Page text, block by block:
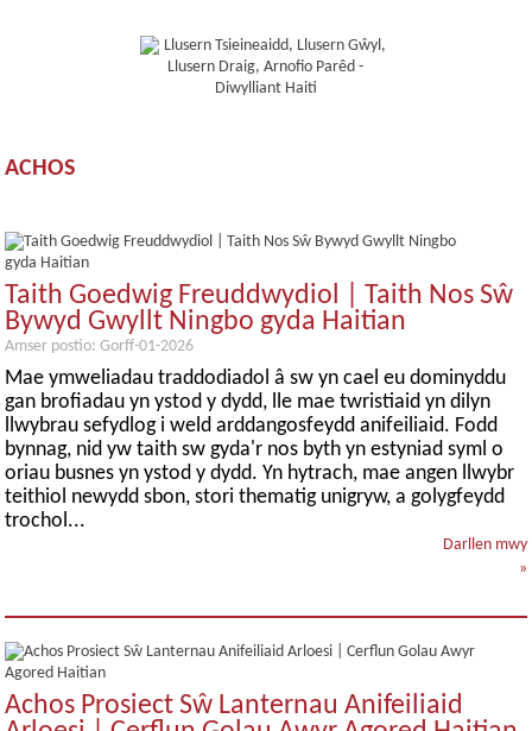
ACHOS
Taith Goedwig Freuddwydiol | Taith Nos Sŵ
Bywyd Gwyllt Ningbo gyda Haitian
Amser postio: Gorff-01-2026
Mae ymweliadau traddodiadol â sw yn cael eu dominyddu
gan brofiadau yn ystod y dydd, lle mae twristiaid yn dilyn
llwybrau sefydlog i weld arddangosfeydd anifeiliaid. Fodd
bynnag, nid yw taith sw gyda'r nos byth yn estyniad syml o
oriau busnes yn ystod y dydd. Yn hytrach, mae angen llwybr
teithiol newydd sbon, stori thematig unigryw, a golygfeydd
trochol...
Darllen mwy
»
Achos Prosiect Sŵ Lanternau Anifeiliaid